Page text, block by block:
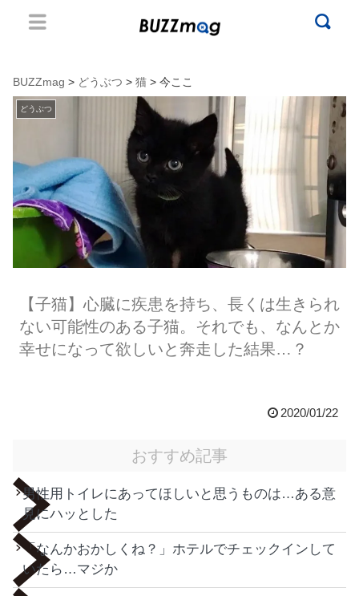
BUZZmag > どうぶつ > 猫 > 今ここ
どうぶつ
【子猫】心臓に疾患を持ち、長くは生きられ
ない可能性のある子猫。それでも、なんとか
幸せになって欲しいと奔走した結果…？
2020/01/22
おすすめ記事
男性用トイレにあってほしいと思うものは…ある意
見にハッとした
「なんかおかしくね？」ホテルでチェックインして
いたら…マジか